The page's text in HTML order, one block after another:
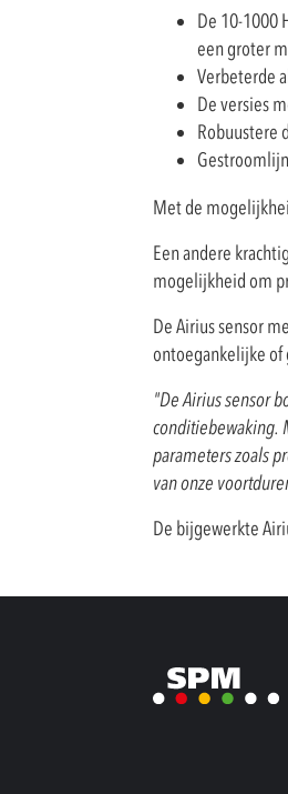
De 10-1000
een groter
Verbeterde
De versies
Robuustere
Met de
Een andere
mogelijkheid om
De Airius sensor
ontoegankelijke of
"De Airius sensor
conditiebewaking.
parameters zoals
van onze
De bijgewerkte